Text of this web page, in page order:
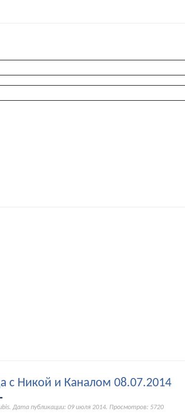
с Никой и Каналом 08.07.2014
Дата публикации: 09 июля 2014. Просмотров: 5720